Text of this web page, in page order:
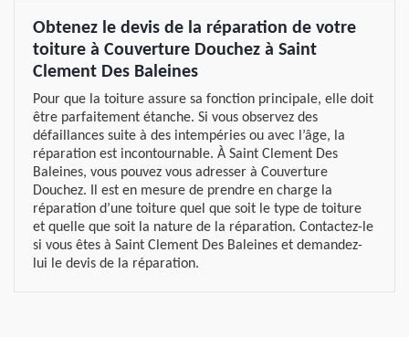
Obtenez le devis de la réparation de votre
toiture à Couverture Douchez à Saint
Clement Des Baleines
Pour que la toiture assure sa fonction principale, elle doit
être parfaitement étanche. Si vous observez des
défaillances suite à des intempéries ou avec l’âge, la
réparation est incontournable. À Saint Clement Des
Baleines, vous pouvez vous adresser à Couverture
Douchez. Il est en mesure de prendre en charge la
réparation d’une toiture quel que soit le type de toiture
et quelle que soit la nature de la réparation. Contactez-le
si vous êtes à Saint Clement Des Baleines et demandez-
lui le devis de la réparation.